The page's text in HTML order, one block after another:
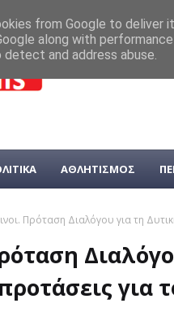
ΑΘΛΗΤΙΣΜΟΣ
Πρόταση Διαλόγου για τη
για
from Google to deliver
along with
and address abuse.